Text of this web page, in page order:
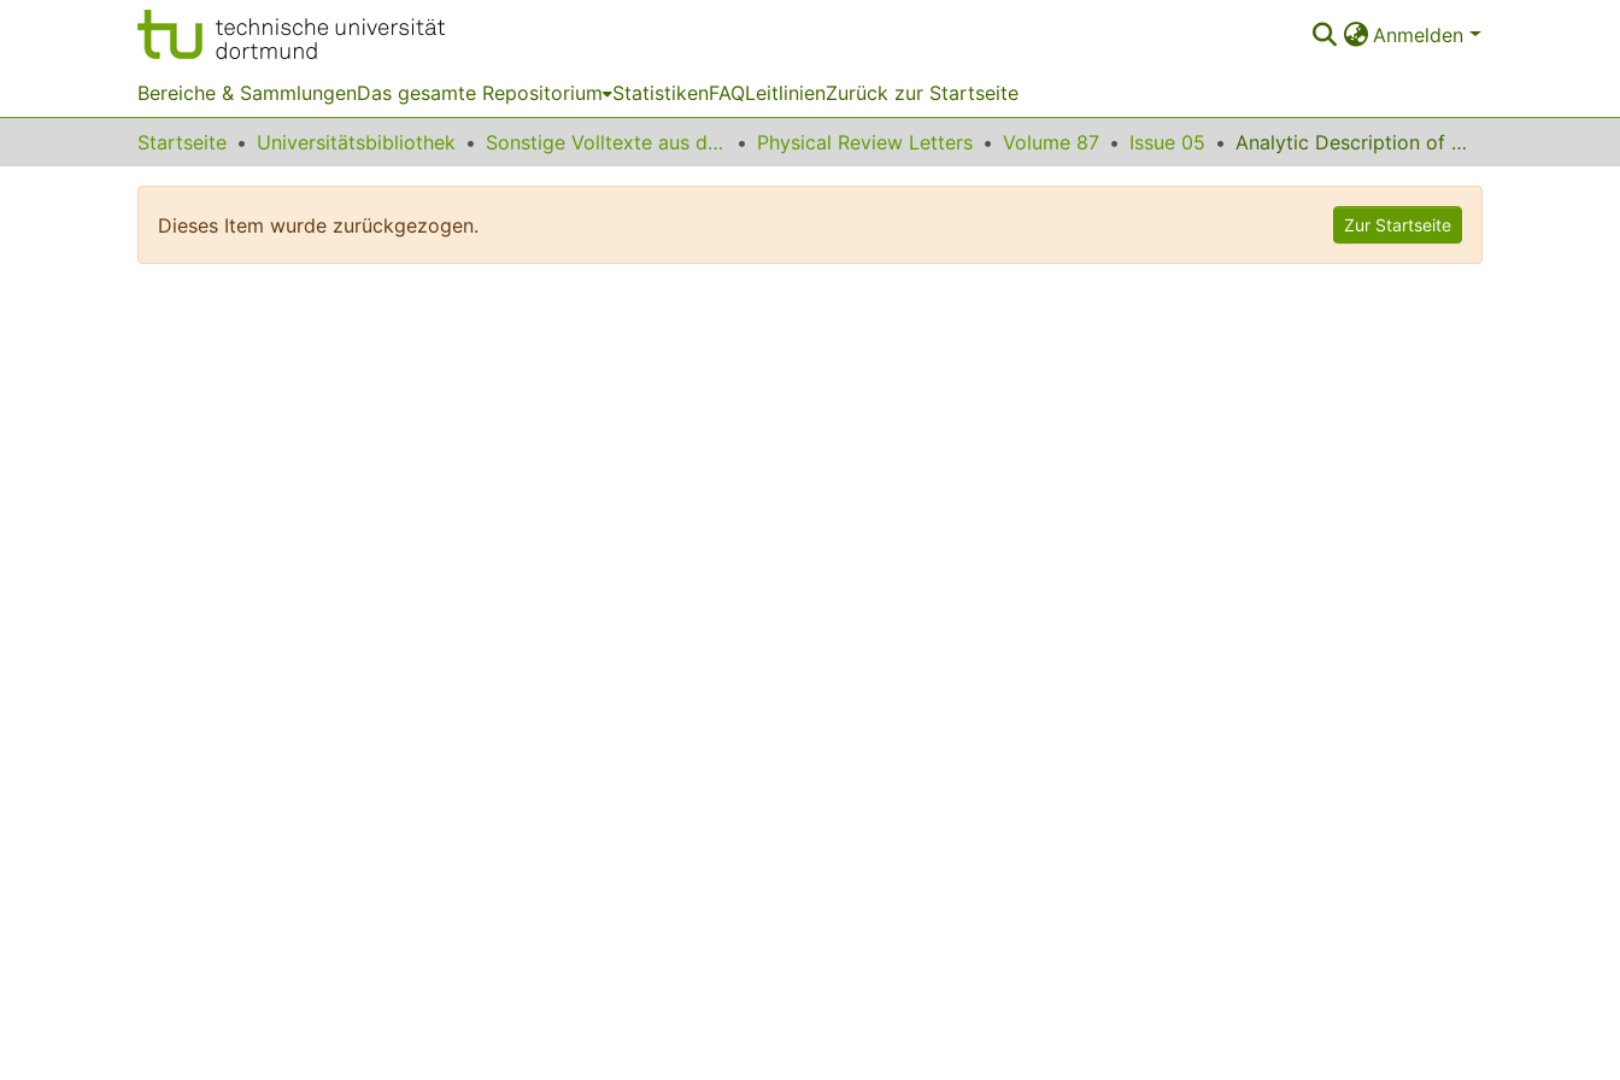
Anmelden
Bereiche & SammlungenDas gesamte Repositorium StatistikenFAQLeitlinienZurück zur Startseite
Startseite Universitätsbibliothek Sonstige Volltexte aus dem Bibliotheksangebot Physical Review Letters Volume 87 Issue 05 Analytic Description of Critical Point Nuclei in a Spherical-Axially Deformed Shape Phase Transition
Dieses Item wurde zurückgezogen. Zur Startseite